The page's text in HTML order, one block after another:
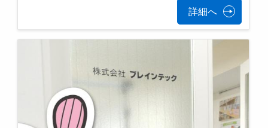
詳細へ